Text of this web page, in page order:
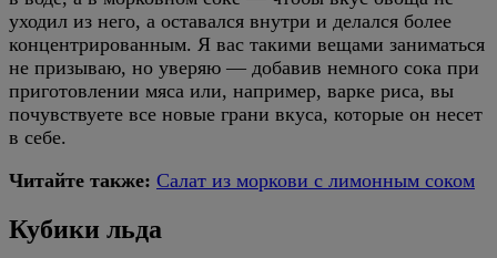
уходил из него, а оставался внутри и делался более
концентрированным. Я вас такими вещами заниматься
не призываю, но уверяю — добавив немного сока при
приготовлении мяса или, например, варке риса, вы
почувствуете все новые грани вкуса, которые он несет
в себе.
Читайте также: Салат из моркови с лимонным соком
Кубики льда